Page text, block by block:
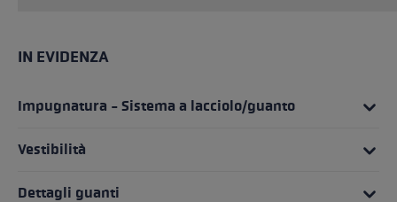
IN EVIDENZA
Impugnatura - Sistema a lacciolo/guanto
Vestibilità
Dettagli guanti